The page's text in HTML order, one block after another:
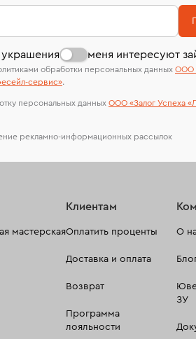
На особо ценные изделия
сертификаты МГУ и других
лабораторий
меня интересуют
обработки персональных данных ООО
сервиc».
персональных данных ООО «Залог Успеха
рекламно-информационных рассылок
мастерская
Клиентам
Оплатить проценты
Доставка и оплата
Возврат
Программа
лояльности
О
ЗУ